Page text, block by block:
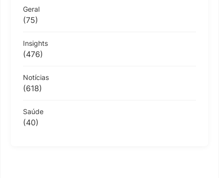
Geral
(75)
Insights
(476)
Notícias
(618)
Saúde
(40)